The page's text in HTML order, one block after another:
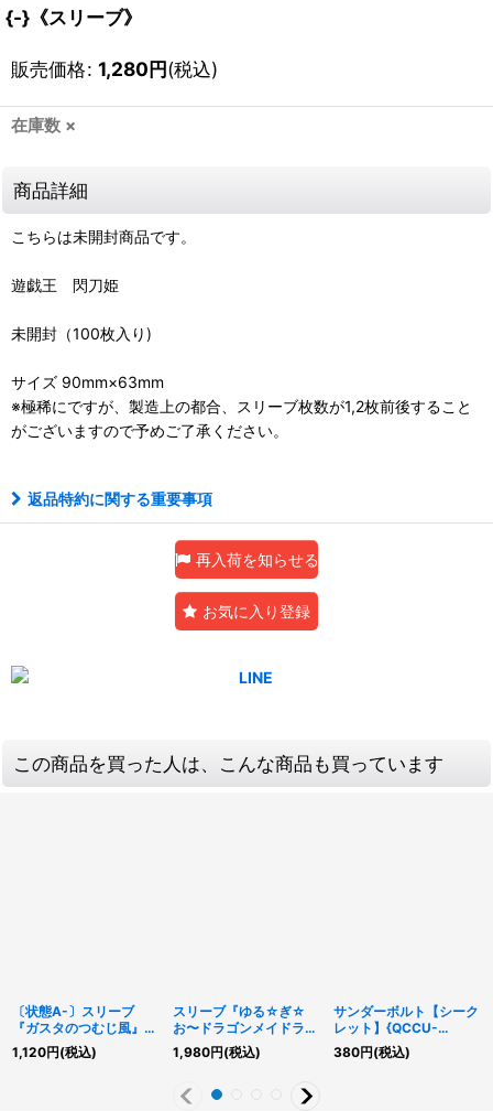
{-}《スリーブ》
販売価格: 1,280円(税込)
在庫数 ×
商品詳細
こちらは未開封商品です。
遊戯王 閃刀姫
未開封（100枚入り)
サイズ 90mm×63mm
※極稀にですが、製造上の都合、スリーブ枚数が1,2枚前後すること
がございますので予めご了承ください。
返品特約に関する重要事項
再入荷を知らせる
お気に入り登録
この商品を買った人は、こんな商品も買っています
〔状態A-〕スリーブ
『ガスタのつむじ風』
100枚入り【-】{-}《ス
リーブ》
1,120円(税込)
スリーブ『ゆる☆ぎ☆
お〜ドラゴンメイドラド
リー&チェイム』100枚
入り【-】{-}《スリー
1,980円(税込)
サンダーボルト【シーク
レット】{QCCU-
JP194}《魔法》
380円(税込)